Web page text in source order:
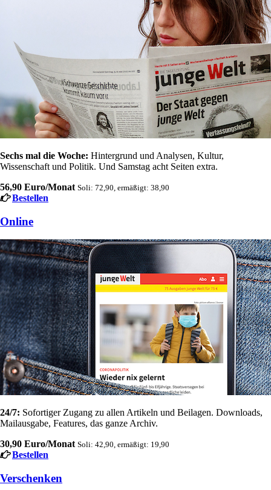
Sechs mal die Woche: Hintergrund und Analysen, Kultur,
Wissenschaft und Politik. Und Samstag acht Seiten extra.
56,90 Euro/Monat Soli: 72,90, ermäßigt: 38,90
Bestellen
Online
24/7: Sofortiger Zugang zu allen Artikeln und Beilagen. Downloads,
Mailausgabe, Features, das ganze Archiv.
30,90 Euro/Monat Soli: 42,90, ermäßigt: 19,90
Bestellen
Verschenken